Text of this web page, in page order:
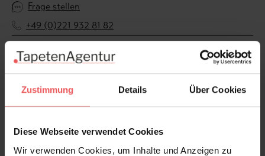
Zustimmung Details Über Cookies
Diese Webseite verwendet Cookies
Wir verwenden Cookies, um Inhalte und Anzeigen zu
Frage stellen
+49 (0)221 932 81 82
Produktgalerie überspringen
Varianten